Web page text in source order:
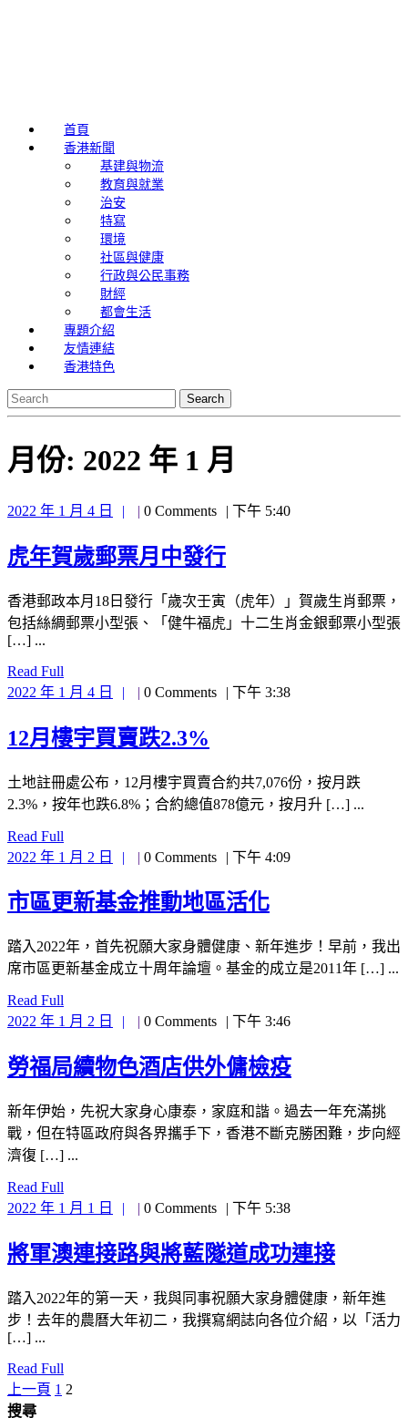
首頁
香港新聞
基建與物流
教育與就業
治安
特寫
環境
社區與健康
行政與公民事務
財經
都會生活
專題介紹
友情連結
香港特色
Search
for:
月份: 2022 年 1 月
2022 年 1 月 4 日
2022
1
月
日
0 Comments 下午 5:40
虎年賀歲郵票月中發行虎
年
賀
郵
中
發
香港郵政本月18日發行「歲次壬寅（虎年）」賀歲生肖郵票，
包括絲綢郵票小型張、「健牛福虎」十二生肖金銀郵票小型張
[…] ...
Read Full
Full
2022 年 1 月 4 日
2022
1
月
日
0 Comments 下午 3:38
12月樓宇買賣跌2.3%
樓
買
賣
跌
2.3%
土地註冊處公布，12月樓宇買賣合約共7,076份，按月跌
2.3%，按年也跌6.8%；合約總值878億元，按月升 […] ...
Read Full
Full
2022 年 1 月 2 日
2022
1
月
日
0 Comments 下午 4:09
市區更新基金推動地區活化市
區
更
基
金
動
活
化
踏入2022年，首先祝願大家身體健康、新年進步！早前，我出
席市區更新基金成立十周年論壇。基金的成立是2011年 […] ...
Read Full
Full
2022 年 1 月 2 日
2022
1
月
日
0 Comments 下午 3:46
勞福局續物色酒店供外傭檢疫勞
福
局
酒
店
供
新年伊始，先祝大家身心康泰，家庭和諧。過去一年充滿挑
戰，但在特區政府與各界攜手下，香港不斷克勝困難，步向經
濟復 […] ...
Read Full
Full
2022 年 1 月 1 日
2022
1
月
日
0 Comments 下午 5:38
將軍澳連接路與將藍隧道成功連接將
軍
澳
踏入2022年的第一天，我與同事祝願大家身體健康，新年進
步！去年的農曆大年初二，我撰寫網誌向各位介紹，以「活力
[…] ...
Read Full
Full
文
上一頁 1 2
搜尋